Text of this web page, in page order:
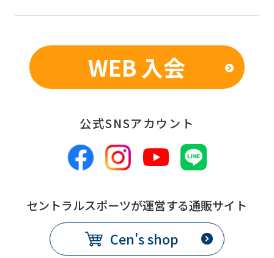
WEB 入会
公式SNSアカウント
セントラルスポーツが運営する通販サイト
Cen's shop